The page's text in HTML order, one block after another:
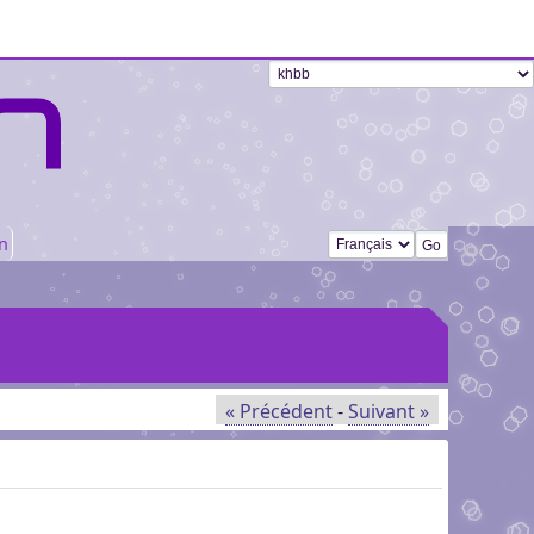
Changer de langue
« Précédent-Suivant »